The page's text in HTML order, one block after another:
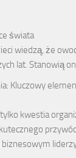
świata
wiedzą, że
lat. Stanowią
Kluczowy
kwestia